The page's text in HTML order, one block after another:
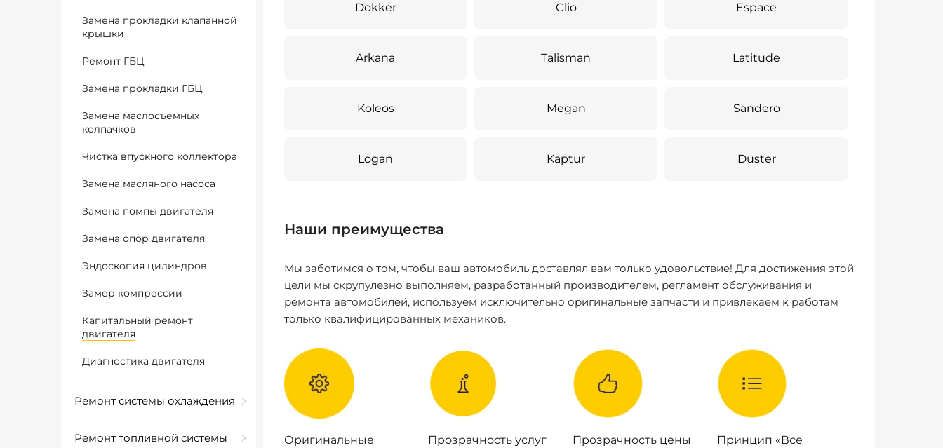
Замена прокладки клапанной
крышки
Ремонт ГБЦ
Замена прокладки ГБЦ
Замена маслосъемных
колпачков
Чистка впускного коллектора
Замена масляного насоса
Замена помпы двигателя
Замена опор двигателя
Эндоскопия цилиндров
Замер компрессии
Капитальный ремонт
двигателя
Диагностика двигателя
Ремонт системы охлаждения
Ремонт топливной системы
Dokker Clio Espace
Arkana Talisman Latitude
Koleos Megan Sandero
Logan Kaptur Duster
Наши преимущества
Мы заботимся о том, чтобы ваш автомобиль доставлял вам только удовольствие! Для достижения этой
цели мы скрупулезно выполняем, разработанный производителем, регламент обслуживания и
ремонта автомобилей, используем исключительно оригинальные запчасти и привлекаем к работам
только квалифицированных механиков.
Оригинальные
Прозрачность услуг Прозрачность цены
Принцип «Все